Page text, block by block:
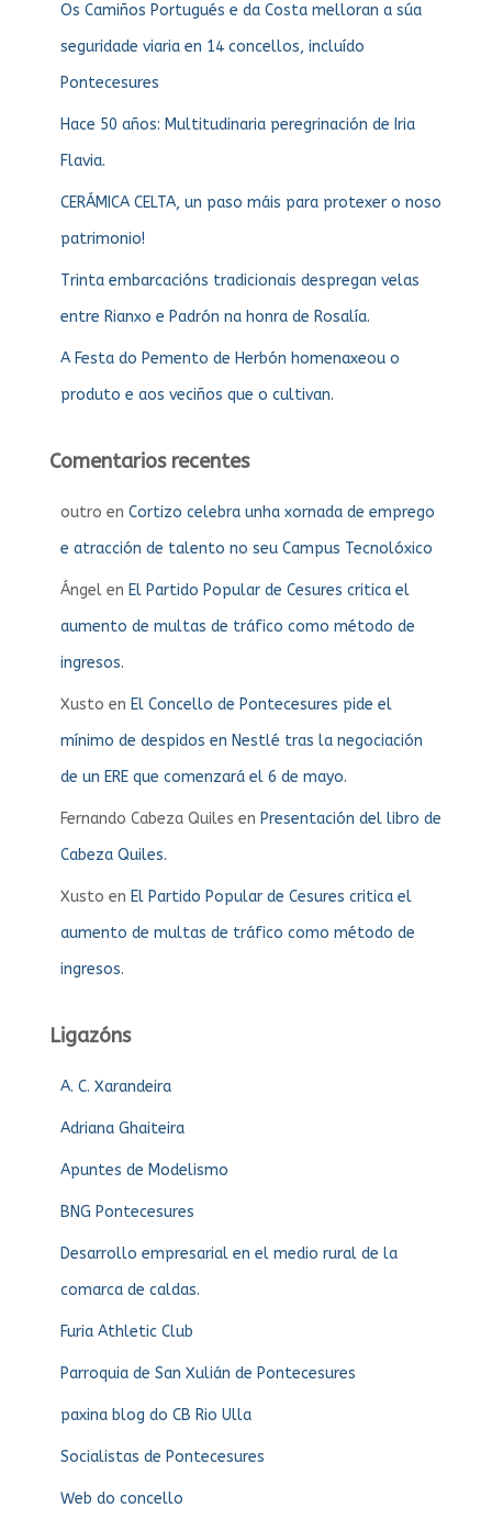
Os Camiños Portugués e da Costa melloran a súa
seguridade viaria en 14 concellos, incluído
Pontecesures
Hace 50 años: Multitudinaria peregrinación de Iria
Flavia.
CERÁMICA CELTA, un paso máis para protexer o noso
patrimonio!
Trinta embarcacións tradicionais despregan velas
entre Rianxo e Padrón na honra de Rosalía.
A Festa do Pemento de Herbón homenaxeou o
produto e aos veciños que o cultivan.
Comentarios recentes
outro en Cortizo celebra unha xornada de emprego
e atracción de talento no seu Campus Tecnolóxico
Ángel en El Partido Popular de Cesures critica el
aumento de multas de tráfico como método de
ingresos.
Xusto en El Concello de Pontecesures pide el
mínimo de despidos en Nestlé tras la negociación
de un ERE que comenzará el 6 de mayo.
Fernando Cabeza Quiles en Presentación del libro de
Cabeza Quiles.
Xusto en El Partido Popular de Cesures critica el
aumento de multas de tráfico como método de
ingresos.
Ligazóns
A. C. Xarandeira
Adriana Ghaiteira
Apuntes de Modelismo
BNG Pontecesures
Desarrollo empresarial en el medio rural de la
comarca de caldas.
Furia Athletic Club
Parroquia de San Xulián de Pontecesures
paxina blog do CB Rio Ulla
Socialistas de Pontecesures
Web do concello